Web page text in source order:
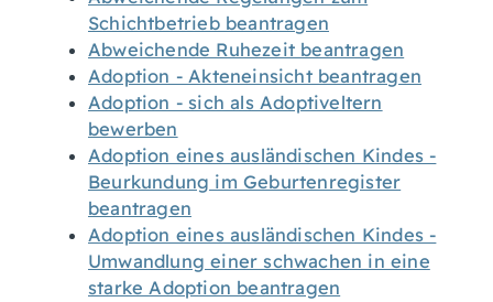
Schichtbetrieb beantragen
Abweichende Ruhezeit beantragen
Adoption - Akteneinsicht beantragen
Adoption - sich als Adoptiveltern
bewerben
Adoption eines ausländischen Kindes -
Beurkundung im Geburtenregister
beantragen
Adoption eines ausländischen Kindes -
Umwandlung einer schwachen in eine
starke Adoption beantragen